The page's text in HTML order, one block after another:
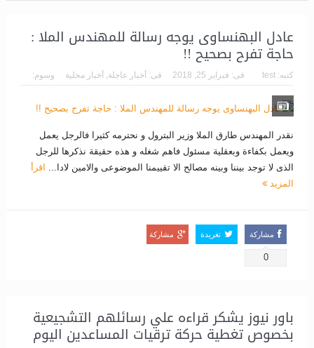
عادل البهنساوى يوجه رسالة للمهندس الملا :
حاجة تفرح بصحيح !!
كتبه: test فى: فبراير 25, 2018 فى: أخبار عاجلة أخبار محلية وسوم:
نقدر المهندس طارق الملا وزير البترول و نحترمه كثيرا فالرجل يعمل
ويعمل بكفاءة وبعقلية مسئول فاهم شغله و هذه حقيقة نذكرها للرجل
الذى لا توجد بيننا وبينه مصالح الا تقييمنا الموضوعى والامين لادا...
اقرأ
المزيد
مشاركة
0
تغريدة مشاركة
باور نيوز يشكر قراءه علي رسائلهم التشجيعية
بخصوص تغطية حركة ترقيات المساعدين اليوم